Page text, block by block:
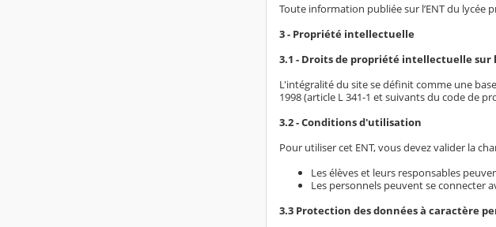
Toute information publiée sur l’ENT du
3 - Propriété intellectuelle
3.1 - Droits de propriété intellectuelle sur
L'intégralité du site se définit comme une
1998 (article L 341-1 et suivants du code de
3.2 - Conditions d'utilisation
Pour utiliser cet ENT, vous devez valider la
Les élèves et leurs responsables
Les personnels peuvent se connecter
3.3 Protection des données à caractère